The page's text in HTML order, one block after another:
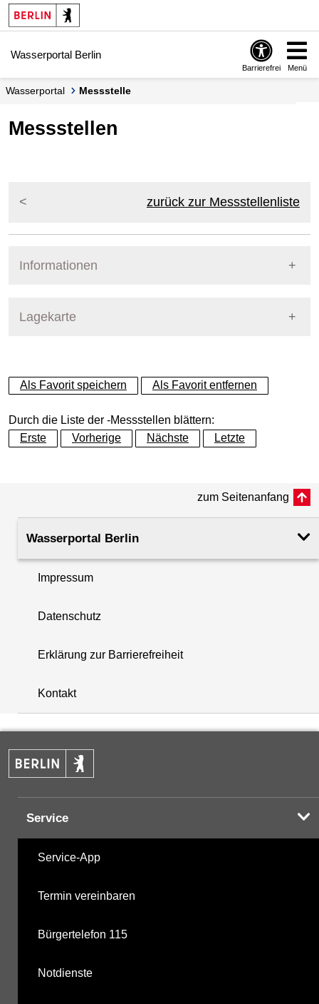
Springe zur Navigation
Springe zum Inhalt
Wasserportal Berlin
Barrierefrei Menü
Wasserportal Messstelle
Messstellen
zurück zur Messstellenliste
Informationen
Lagekarte
+
−
+
−
Als Favorit speichern Als Favorit entfernen
Durch die Liste der -Messstellen blättern:
Erste
Vorherige Nächste Letzte
zum Seitenanfang
Wasserportal Berlin
Impressum
Datenschutz
Erklärung zur Barrierefreiheit
Kontakt
Service
Service-App
Termin vereinbaren
Bürgertelefon 115
Notdienste